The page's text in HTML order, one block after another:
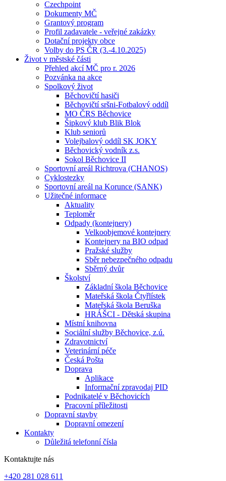
Czechpoint
Dokumenty MČ
Grantový program
Profil zadavatele - veřejné zakázky
Dotační projekty obce
Volby do PS ČR (3.-4.10.2025)
Život v městské části
Přehled akcí MČ pro r. 2026
Pozvánka na akce
Spolkový život
Běchovičtí hasiči
Běchovičtí sršni-Fotbalový oddíl
MO ČRS Běchovice
Šipkový klub Blik Blok
Klub seniorů
Volejbalový oddíl SK JOKY
Běchovický vodník z.s.
Sokol Běchovice II
Sportovní areál Richtrova (CHANOS)
Cyklostezky
Sportovní areál na Korunce (SANK)
Užitečné informace
Aktuality
Teploměr
Odpady (kontejnery)
Velkoobjemové kontejnery
Kontejnery na BIO odpad
Pražské služby
Sběr nebezpečného odpadu
Sběrný dvůr
Školství
Základní škola Běchovice
Mateřská škola Čtyřlístek
Mateřská škola Beruška
HRÁŠCI - Dětská skupina
Místní knihovna
Sociální služby Běchovice, z.ú.
Zdravotnictví
Veterinární péče
Česká Pošta
Doprava
Aplikace
Informační zpravodaj PID
Podnikatelé v Běchovicích
Pracovní příležitosti
Dopravní stavby
Dopravní omezení
Kontakty
Důležitá telefonní čísla
Kontaktujte nás
+420 281 028 611